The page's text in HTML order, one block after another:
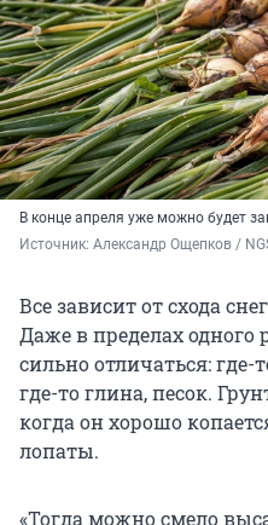
В конце апреля уже можно будет
Источник: Александр Ощепков /
Все зависит от схода
Даже в пределах одного
сильно отличаться: где-
где-то глина, песок.
когда он хорошо
лопаты.
«Тогда можно смело